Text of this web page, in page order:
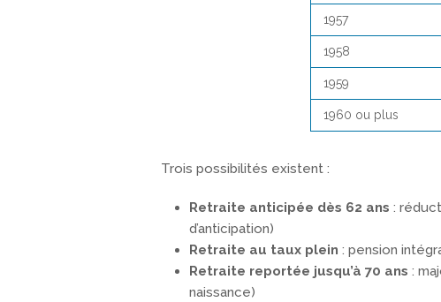
1957
1958
1959
1960 ou plus
Trois possibilités existent :
Retraite anticipée dès 62 ans :
d’anticipation)
Retraite au taux plein : pension
Retraite reportée jusqu’à 70 ans :
naissance)